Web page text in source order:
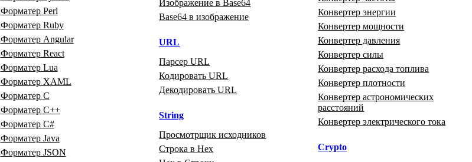
Форматер Perl
Форматер Ruby
Форматер Angular
Форматер React
Форматер Lua
Форматер XAML
Форматер C
Форматер C++
Форматер C#
Форматер Java
Форматер JSON
Изображение в Base64
Base64 в изображение
URL
Парсер URL
Кодировать URL
Декодировать URL
String
Просмотрщик исходников
Строка в Hex
Конвертер энергии
Конвертер мощности
Конвертер давления
Конвертер силы
Конвертер расхода топлива
Конвертер плотности
Конвертер астрономических
расстояний
Конвертер электрического тока
Crypto